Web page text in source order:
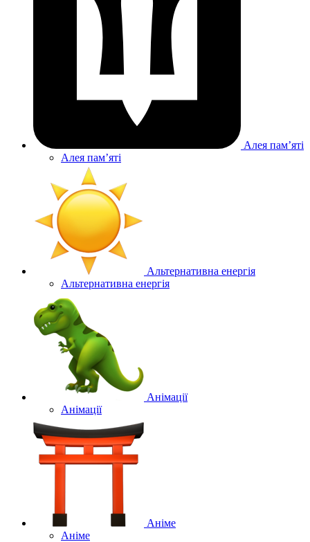
Алея памʼяті
Алея памʼяті
Альтернативна енергія
Альтернативна енергія
Анімації
Анімації
Аніме
Аніме